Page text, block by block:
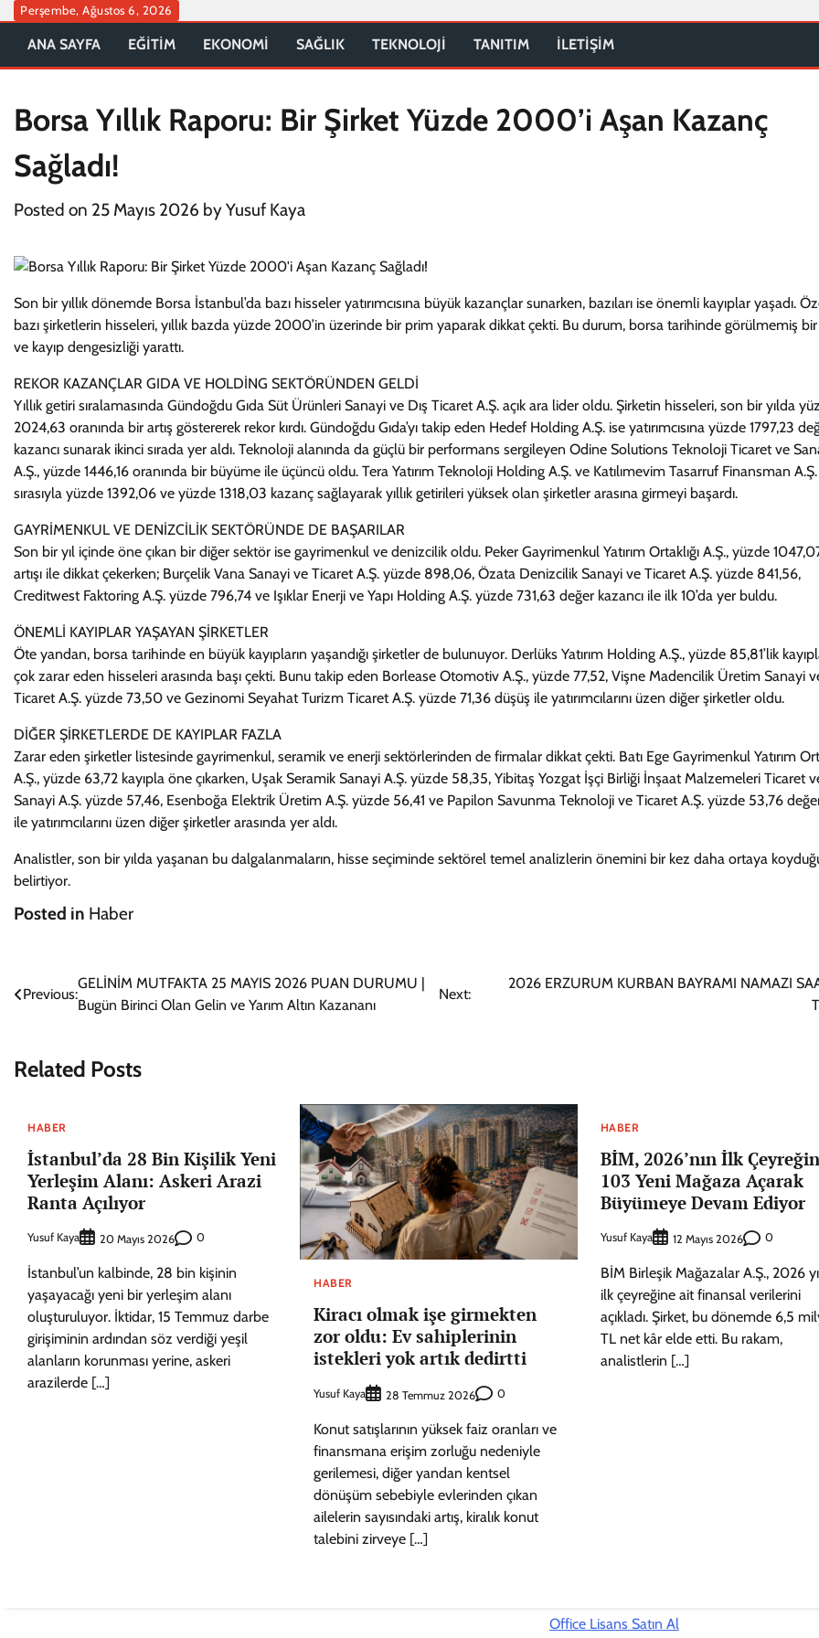
Skip
content
Perşembe, Ağustos 6, 2026
ANA SAYFA EĞİTİM EKONOMİ SAĞLIK TEKNOLOJİ TANITIM İLETİŞİM
Borsa Yıllık Raporu: Bir Şirket Yüzde 2000’i Aşan Kazanç
Sağladı!
Posted on 25 Mayıs 2026 byYusuf Kaya
Son bir yıllık dönemde Borsa İstanbul’da bazı hisseler yatırımcısına büyük kazançlar sunarken, bazıları ise önemli kayıplar yaşadı.
bazı şirketlerin hisseleri, yıllık bazda yüzde 2000’in üzerinde bir prim yaparak dikkat çekti. Bu durum, borsa tarihinde görülmemiş
ve kayıp dengesizliği yarattı.
REKOR KAZANÇLAR GIDA VE HOLDİNG SEKTÖRÜNDEN GELDİ
Yıllık getiri sıralamasında Gündoğdu Gıda Süt Ürünleri Sanayi ve Dış Ticaret A.Ş. açık ara lider oldu. Şirketin hisseleri, son bir yılda
2024,63 oranında bir artış göstererek rekor kırdı. Gündoğdu Gıda’yı takip eden Hedef Holding A.Ş. ise yatırımcısına yüzde 1797,23
kazancı sunarak ikinci sırada yer aldı. Teknoloji alanında da güçlü bir performans sergileyen Odine Solutions Teknoloji Ticaret ve
A.Ş., yüzde 1446,16 oranında bir büyüme ile üçüncü oldu. Tera Yatırım Teknoloji Holding A.Ş. ve Katılımevim Tasarruf Finansman
sırasıyla yüzde 1392,06 ve yüzde 1318,03 kazanç sağlayarak yıllık getirileri yüksek olan şirketler arasına girmeyi başardı.
GAYRİMENKUL VE DENİZCİLİK SEKTÖRÜNDE DE BAŞARILAR
Son bir yıl içinde öne çıkan bir diğer sektör ise gayrimenkul ve denizcilik oldu. Peker Gayrimenkul Yatırım Ortaklığı A.Ş., yüzde
artışı ile dikkat çekerken; Burçelik Vana Sanayi ve Ticaret A.Ş. yüzde 898,06, Özata Denizcilik Sanayi ve Ticaret A.Ş. yüzde 841,56,
Creditwest Faktoring A.Ş. yüzde 796,74 ve Işıklar Enerji ve Yapı Holding A.Ş. yüzde 731,63 değer kazancı ile ilk 10’da yer buldu.
ÖNEMLİ KAYIPLAR YAŞAYAN ŞİRKETLER
Öte yandan, borsa tarihinde en büyük kayıpların yaşandığı şirketler de bulunuyor. Derlüks Yatırım Holding A.Ş., yüzde 85,81’lik
çok zarar eden hisseleri arasında başı çekti. Bunu takip eden Borlease Otomotiv A.Ş., yüzde 77,52, Vişne Madencilik Üretim Sanayi
Ticaret A.Ş. yüzde 73,50 ve Gezinomi Seyahat Turizm Ticaret A.Ş. yüzde 71,36 düşüş ile yatırımcılarını üzen diğer şirketler oldu.
DİĞER ŞİRKETLERDE DE KAYIPLAR FAZLA
Zarar eden şirketler listesinde gayrimenkul, seramik ve enerji sektörlerinden de firmalar dikkat çekti. Batı Ege Gayrimenkul Yatırım
A.Ş., yüzde 63,72 kayıpla öne çıkarken, Uşak Seramik Sanayi A.Ş. yüzde 58,35, Yibitaş Yozgat İşçi Birliği İnşaat Malzemeleri Ticaret
Sanayi A.Ş. yüzde 57,46, Esenboğa Elektrik Üretim A.Ş. yüzde 56,41 ve Papilon Savunma Teknoloji ve Ticaret A.Ş. yüzde 53,76
ile yatırımcılarını üzen diğer şirketler arasında yer aldı.
Analistler, son bir yılda yaşanan bu dalgalanmaların, hisse seçiminde sektörel temel analizlerin önemini bir kez daha ortaya
belirtiyor.
Posted in Haber
Yazı
gezinmesi
Previous:
GELİNİM MUTFAKTA 25 MAYIS 2026 PUAN DURUMU |
Bugün Birinci Olan Gelin ve Yarım Altın Kazananı
Next:
2026 ERZURUM KURBAN BAYRAMI NAMAZI
Related Posts
HABER
İstanbul’da 28 Bin Kişilik Yeni
Yerleşim Alanı: Askeri Arazi
Ranta Açılıyor
Yusuf Kaya 20 Mayıs 2026 0
İstanbul’un kalbinde, 28 bin kişinin
yaşayacağı yeni bir yerleşim alanı
oluşturuluyor. İktidar, 15 Temmuz darbe
girişiminin ardından söz verdiği yeşil
alanların korunması yerine, askeri
arazilerde […]
HABER
Kiracı olmak işe girmekten
zor oldu: Ev sahiplerinin
istekleri yok artık dedirtti
Yusuf Kaya 28 Temmuz 2026 0
Konut satışlarının yüksek faiz oranları ve
finansmana erişim zorluğu nedeniyle
gerilemesi, diğer yandan kentsel
dönüşüm sebebiyle evlerinden çıkan
ailelerin sayısındaki artış, kiralık konut
talebini zirveye […]
HABER
BİM, 2026’nın İlk
103 Yeni Mağaza Açarak
Büyümeye Devam Ediyor
Yusuf Kaya 12 Mayıs 2026 0
BİM Birleşik Mağazalar A.Ş., 2026
ilk çeyreğine ait finansal verilerini
açıkladı. Şirket, bu dönemde 6,5
TL net kâr elde etti. Bu rakam,
analistlerin […]
Office Lisans Satın Al